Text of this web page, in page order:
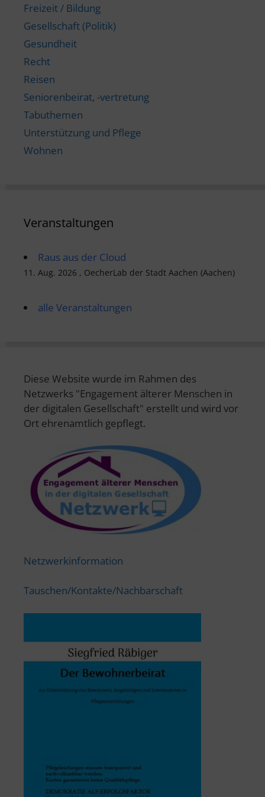
Freizeit / Bildung
Gesellschaft (Politik)
Gesundheit
Recht
Reisen
Seniorenbeirat, -vertretung
Tabuthemen
Unterstützung und Pflege
Wohnen
Veranstaltungen
Raus aus der Cloud
11. Aug. 2026 , OecherLab der Stadt Aachen (Aachen)
alle Veranstaltungen
Diese Website wurde im Rahmen des
Netzwerks "Engagement älterer Menschen in
der digitalen Gesellschaft" erstellt und wird vor
Ort ehrenamtlich gepflegt.
Netzwerkinformation
Tauschen/Kontakte/Nachbarschaft